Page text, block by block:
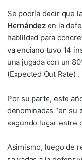
Se podría decir que
Hernández en la
habilidad para
valenciano tuvo 14
una jugada con un
(Expected Out Rate) .
Por su parte, este
denominadas “en su
segundo lugar entre
Asimismo, luego de